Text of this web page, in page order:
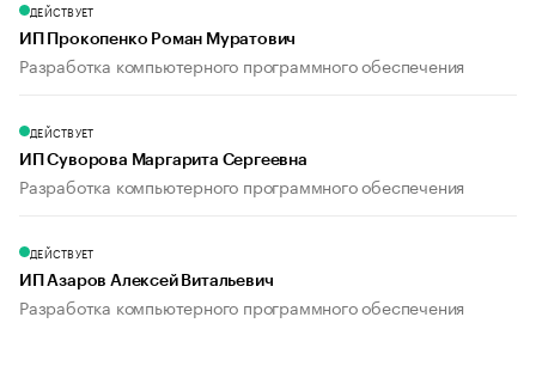
ДЕЙСТВУЕТ
ИП Прокопенко Роман Муратович
Разработка компьютерного программного обеспечения
ДЕЙСТВУЕТ
ИП Суворова Маргарита Сергеевна
Разработка компьютерного программного обеспечения
ДЕЙСТВУЕТ
ИП Азаров Алексей Витальевич
Разработка компьютерного программного обеспечения